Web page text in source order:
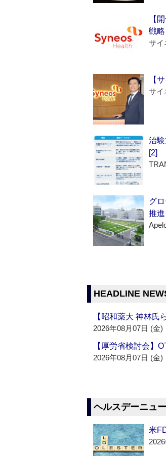
【
戦略
サイ
【
サイ
治
[2]
グ
推進
HEADLINE
【昭和薬大 神林氏
2026年08月07日 (金)
【厚労省検討会】
2026年08月07日 (金)
ヘルスデーニュ
米